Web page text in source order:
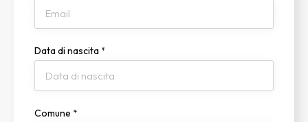
Data di nascita *
Comune *